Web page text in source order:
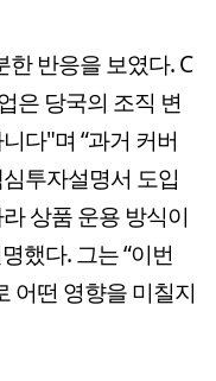
반응을 보였다. C
은 당국의 조직 변
다"며 “과거 커버
투자설명서 도입
상품 운용 방식이
했다. 그는 “이번
어떤 영향을 미칠지